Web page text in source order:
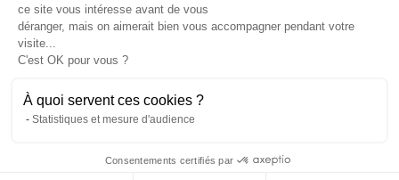
FAQ
Livraisons
« L’abus d’alcool est dangereux pour la santé, à consommer avec
modération. La vente d’alcool est strictement interdite aux mineurs.
ce site vous intéresse avant de vous
déranger, mais on aimerait bien vous accompagner pendant votre
visite...
C'est OK pour vous ?
À quoi servent ces cookies ?
Statistiques et mesure d'audience
Consentements certifiés par